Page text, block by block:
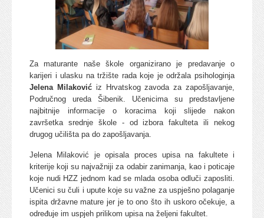
Za maturante naše škole organizirano je predavanje o
karijeri i ulasku na tržište rada koje je održala psihologinja
Jelena Milakovićiz Hrvatskog zavoda za zapošljavanje,
Područnog ureda Šibenik. Učenicima su predstavljene
najbitnije informacije o koracima koji slijede nakon
završetka srednje škole - od izbora fakulteta ili nekog
drugog učilišta pa do zapošljavanja.
Jelena Milaković je opisala proces upisa na fakultete i
kriterije koji su najvažniji za odabir zanimanja, kao i poticaje
koje nudi HZZ jednom kad se mlada osoba odluči zaposliti.
Učenici su čuli i upute koje su važne za uspješno polaganje
ispita državne mature jer je to ono što ih uskoro očekuje, a
određuje im uspjeh prilikom upisa na željeni fakultet.